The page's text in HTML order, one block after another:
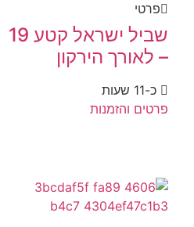
פרטי
שביל ישראל קטע 19
– לאורך הירקון
כ-11 שעות
פרטים והזמנות